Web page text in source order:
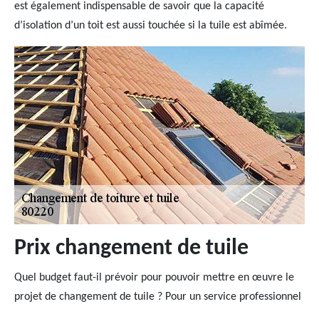
est également indispensable de savoir que la capacité
d’isolation d’un toit est aussi touchée si la tuile est abîmée.
Prix changement de tuile
Quel budget faut-il prévoir pour pouvoir mettre en œuvre le
projet de changement de tuile ? Pour un service professionnel